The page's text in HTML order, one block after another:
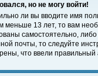
но не могу войти!
ли вы вводите имя
меньше 13 лет, то вам
самостоятельно,
почты, то следуйте
что ввели